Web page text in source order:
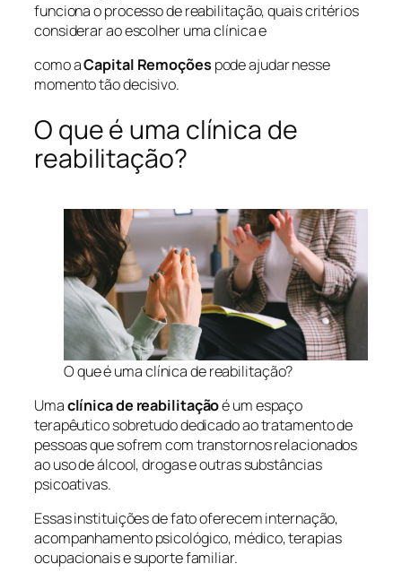
funciona o processo de reabilitação, quais critérios
considerar ao escolher uma clínica e
como aCapital Remoções pode ajudar nesse
momento tão decisivo.
O que é uma clínica de
reabilitação?
O que é uma clínica de reabilitação?
Umaclínica de reabilitaçãoé um espaço
terapêutico sobretudo dedicado ao tratamento de
pessoas que sofrem com transtornos relacionados
ao uso de álcool, drogas e outras substâncias
psicoativas.
Essas instituições de fato oferecem internação,
acompanhamento psicológico, médico, terapias
ocupacionais e suporte familiar.